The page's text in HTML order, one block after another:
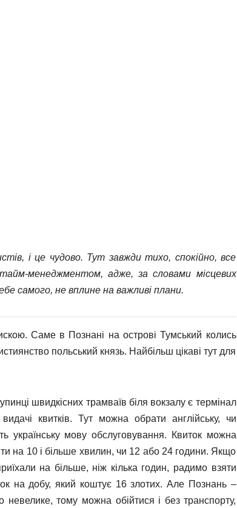
і це чудово. Тут завжди тихо, спокійно, все
менеджментом, адже, за словами місцевих
самого, не вплине на важливі плани.
Саме в Познані на острові Тумський колись
польський князь. Найбільш цікаві тут для
швидкісних трамваїв біля вокзалу є термінал
квитків. Тут можна обрати англійську, чи
українську мову обслуговування. Квиток можна
на 10 і більше хвилин, чи 12 або 24 години. Якщо
на більше, ніж кілька годин, радимо взяти
на добу, який коштує 16 злотих. Але Познань –
невелике, тому можна обійтися і без транспорту,